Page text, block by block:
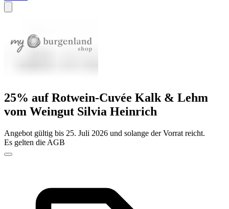
25% auf Rotwein-Cuvée Kalk & Lehm
vom Weingut Silvia Heinrich
Angebot gültig bis 25. Juli 2026 und solange der Vorrat reicht.
Es gelten die AGB